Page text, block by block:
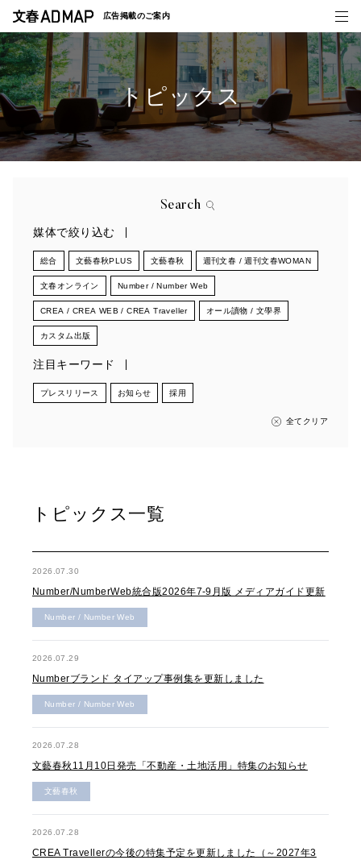
広告掲載のご案内
媒体紹介
トピックス
Search
媒体で絞り込む
総合 文藝春秋PLUS 文藝春秋 週刊文春 / 週刊文春WOMAN
文春オンライン Number / Number Web
CREA / CREA WEB / CREA Traveller オール讀物 / 文學界
カスタム出版
注目キーワード
プレスリリース お知らせ 採用
全てクリア
トピックス一覧
2026.07.30
Number/NumberWeb統合版2026年7-9月版 メディアガイド更新
Number / Number Web
2026.07.29
Numberブランド タイアップ事例集を更新しました
Number / Number Web
2026.07.28
文藝春秋11月10日発売「不動産・土地活用」特集のお知らせ
文藝春秋
2026.07.28
CREA Travellerの今後の特集予定を更新しました（～2027年3